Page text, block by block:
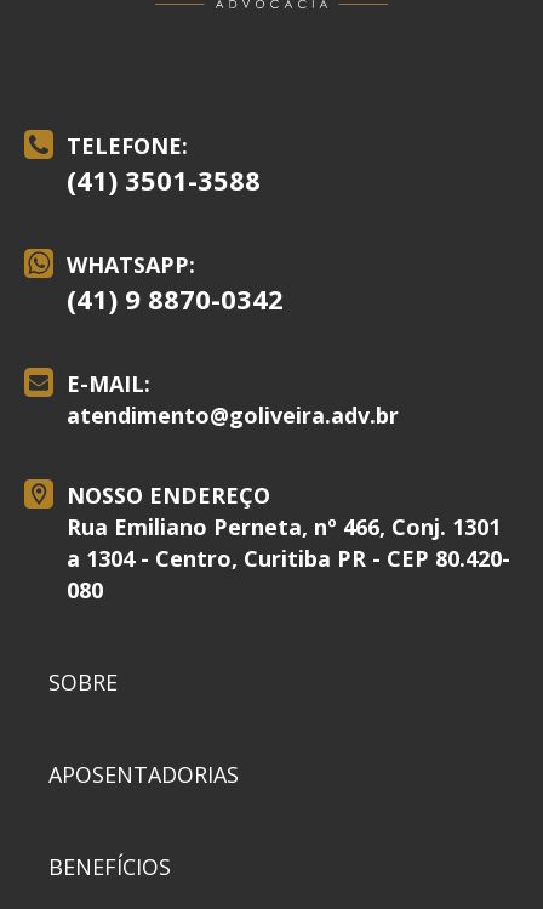
TELEFONE:
(41) 3501-3588
WHATSAPP:
(41) 9 8870-0342
E-MAIL:
atendimento@goliveira.adv.br
NOSSO ENDEREÇO
Rua Emiliano Perneta, nº 466, Conj. 1301
a 1304 - Centro, Curitiba PR - CEP 80.420-
080
SOBRE
APOSENTADORIAS
BENEFÍCIOS